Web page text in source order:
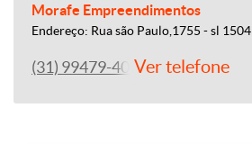
Morafe Empreendimentos
Endereço: Rua são Paulo,1755 - sl 1504
(31) 99479-4060Ver telefone